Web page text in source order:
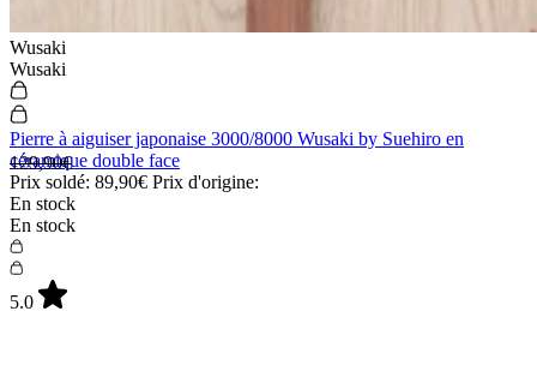
Wusaki
Wusaki
Pierre à aiguiser japonaise 3000/8000 Wusaki by Suehiro en
céramique double face
Prix soldé: 89,90€ Prix d'origine:
129,90€
En stock
En stock
5.0